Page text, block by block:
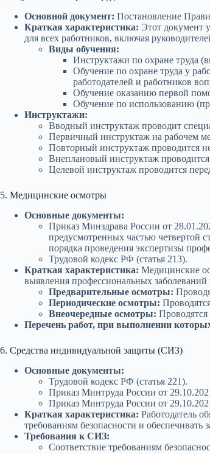
Основной документ: Постановление
Краткая характеристика: Этот документ
для всех работников, включая
Виды обучения:
Инструктажи по охране труда
Обучение по охране труда у
работодателей и работников
Обучение оказанию первой
Обучение по использованию
Инструктажи:
Вводный инструктаж проводит
Первичный инструктаж на рабочем
Повторный инструктаж проводится
Внеплановый инструктаж
Целевой инструктаж проводится
5. Медицинские осмотры
Основные документы:
Приказ Минздрава России от
предусмотренных частью четвертой
порядка проведения экспертизы
Трудовой кодекс РФ (статья 213).
Краткая характеристика: Медицинские
выявления профессиональных заболеваний
Предварительные осмотры:
Периодические осмотры:
Внеочередные осмотры:
Перечень работ, при выполнении
6. Средства индивидуальной защиты (СИЗ)
Основные документы:
Трудовой кодекс РФ (статья 221).
Приказ Минтруда России от
Приказ Минтруда России от
Краткая характеристика: Работодатель
требованиям безопасности и
Требования к СИЗ:
Соответствие требованиям